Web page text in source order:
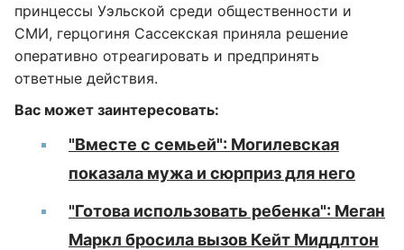
принцессы Уэльской среди общественности и
СМИ, герцогиня Сассекская приняла решение
оперативно отреагировать и предпринять
ответные действия.
Вас может заинтересовать:
"Вместе с семьей": Могилевская
показала мужа и сюрприз для него
"Готова использовать ребенка": Меган
Маркл бросила вызов Кейт Миддлтон